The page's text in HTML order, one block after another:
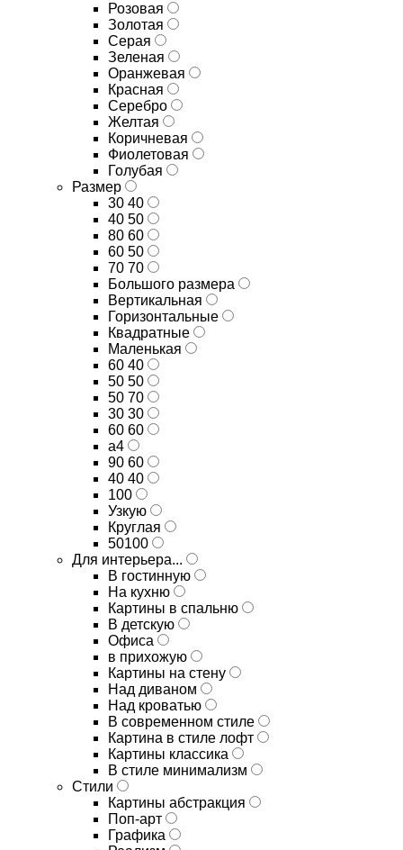
Розовая
Золотая
Серая
Зеленая
Оранжевая
Красная
Серебро
Желтая
Коричневая
Фиолетовая
Голубая
Размер
30 40
40 50
80 60
60 50
70 70
Большого размера
Вертикальная
Горизонтальные
Квадратные
Маленькая
60 40
50 50
50 70
30 30
60 60
а4
90 60
40 40
100
Узкую
Круглая
50100
Для интерьера...
В гостинную
На кухню
Картины в спальню
В детскую
Офиса
в прихожую
Картины на стену
Над диваном
Над кроватью
В современном стиле
Картина в стиле лофт
Картины классика
В стиле минимализм
Стили
Картины абстракция
Поп-арт
Графика